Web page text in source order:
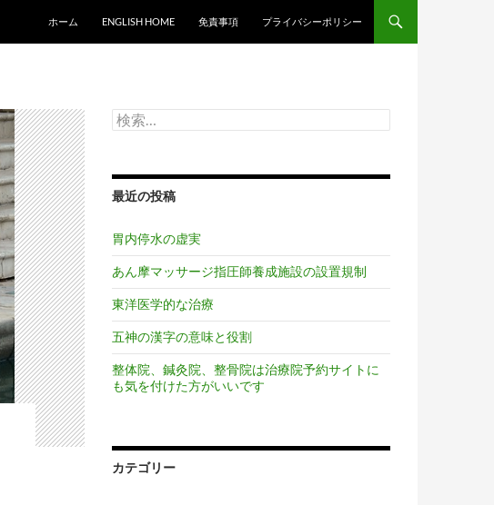
ホーム
ENGLISH HOME 免責事項 プライバシーポリシー
検
索:
最近の投稿
胃内停水の虚実
あん摩マッサージ指圧師養成施設の設置規制
東洋医学的な治療
五神の漢字の意味と役割
整体院、鍼灸院、整骨院は治療院予約サイトに
も気を付けた方がいいです
カテゴリー